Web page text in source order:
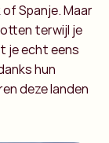
Spanje. Maar
terwijl je
je echt eens
hun
deze landen